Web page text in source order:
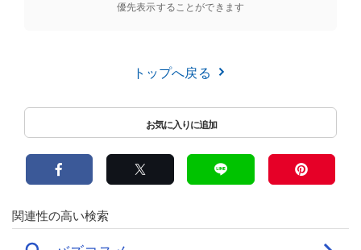
優先表示することができます
トップへ戻る